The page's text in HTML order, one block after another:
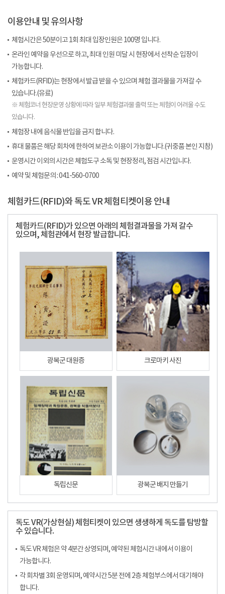
이용안내 및 유의사항
체험시간은 50분이고 1회 최대 입장인원은 100명 입니다.
온라인 예약을 우선으로 하고, 최대 인원 미달 시 현장에서 선착순 입장이
가능합니다.
체험카드(RFID)는 현장에서 발급 받을 수 있으며 체험 결과물을 가져갈 수
있습니다.(유료)
※ 체험코너 현장운영 상황에 따라 일부 체험결과물 출력 또는 체험이 어려울 수도
있습니다.
체험장 내에 음식물 반입을 금지 합니다.
휴대 물품은 해당 회차에 한하여 보관소 이용이 가능합니다.(귀중품 본인 지참)
운영시간 이외의 시간은 체험도구 소독 및 현장정리, 점검 시간입니다.
예약 및 체험문의 : 041-560-0700
체험카드(RFID)와 독도 VR 체험티켓이용 안내
체험카드(RFID)가 있으면 아래의 체험결과물을 가져 갈수
있으며, 체험관에서 현장 발급합니다.
광복군 대원증 크로마키 사진
독립신문 광복군 배지 만들기
독도 VR(가상현실) 체험티켓이 있으면 생생하게 독도를 탐방할
수 있습니다.
독도 VR 체험은 약 4분간 상영되며, 예약된 체험시간 내에서 이용이
가능합니다.
각 회차별 3회 운영되며, 예약시간 5분 전에 2층 체험부스에서 대기해야
합니다.